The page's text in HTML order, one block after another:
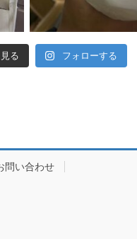
る フォローする
問い合わせ